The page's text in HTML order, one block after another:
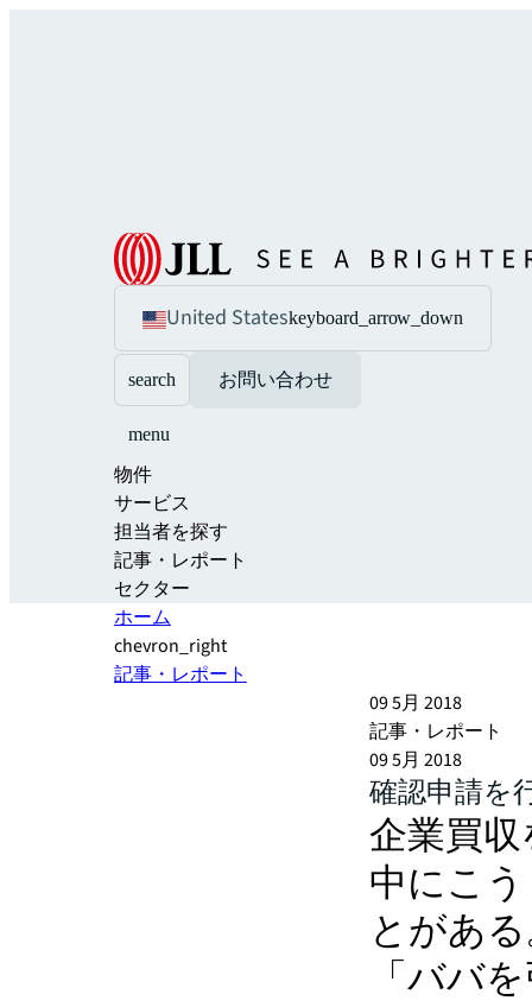
United Stateskeyboard_arrow_down
search お問い合わせ
menu
物件
サービス
担当者を探す
記事・レポート
セクター
ホーム
chevron_right
記事・レポート
09 5月 2018
記事・レポート
09 5月 2018
確認申請を
企業買
中にこ
とがあ
「ババ